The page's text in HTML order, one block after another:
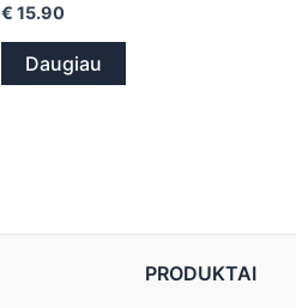
€ 15.90
Daugiau
PRODUKTAI